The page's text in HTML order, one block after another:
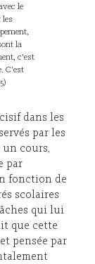
le
les
la
c'est
C'est
dans les
par les
un cours,
par
fonction de
scolaires
qui lui
que cette
pensée par